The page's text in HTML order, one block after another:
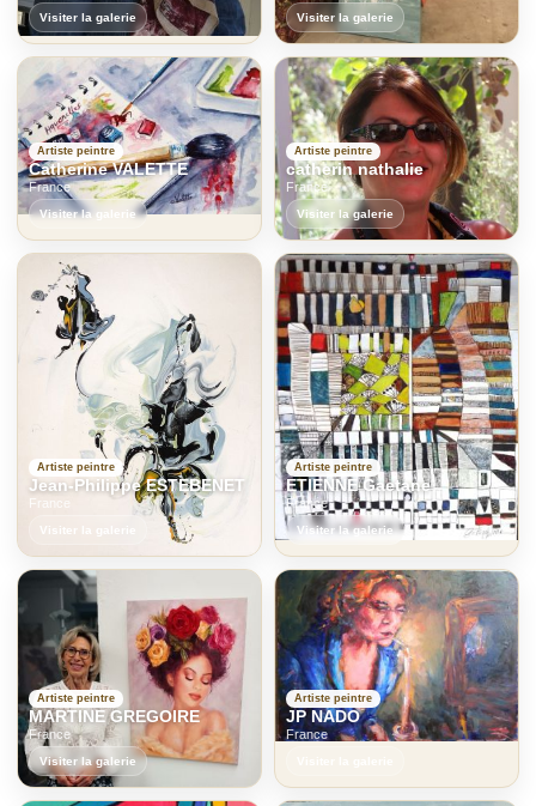
Visiter la galerie Visiter la galerie
Artiste peintre
Catherine VALETTE
France
Visiter la galerie
Artiste peintre
catherin nathalie
France
Visiter la galerie
Artiste peintre
Jean-Philippe ESTEBENET
France
Visiter la galerie
Artiste peintre
ETIENNE Gaetane
France
Visiter la galerie
Artiste peintre
MARTINE GREGOIRE
France
Visiter la galerie
Artiste peintre
JP NADO
France